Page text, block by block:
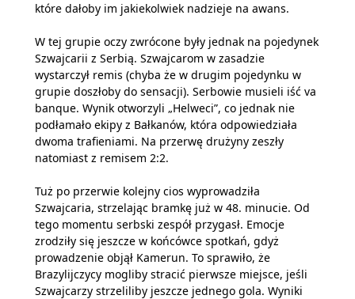
które dałoby im jakiekolwiek nadzieje na awans.
W tej grupie oczy zwrócone były jednak na pojedynek
Szwajcarii z Serbią. Szwajcarom w zasadzie
wystarczył remis (chyba że w drugim pojedynku w
grupie doszłoby do sensacji). Serbowie musieli iść va
banque. Wynik otworzyli „Helweci”, co jednak nie
podłamało ekipy z Bałkanów, która odpowiedziała
dwoma trafieniami. Na przerwę drużyny zeszły
natomiast z remisem 2:2.
Tuż po przerwie kolejny cios wyprowadziła
Szwajcaria, strzelając bramkę już w 48. minucie. Od
tego momentu serbski zespół przygasł. Emocje
zrodziły się jeszcze w końcówce spotkań, gdyż
prowadzenie objął Kamerun. To sprawiło, że
Brazylijczycy mogliby stracić pierwsze miejsce, jeśli
Szwajcarzy strzeliliby jeszcze jednego gola. Wyniki